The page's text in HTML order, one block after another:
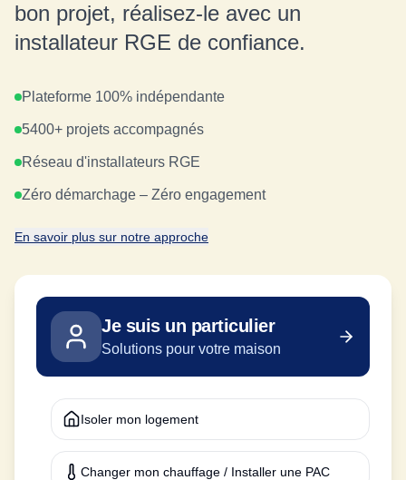
bon projet, réalisez-le avec un
installateur RGE de confiance.
Plateforme 100% indépendante
5400+ projets accompagnés
Réseau d'installateurs RGE
Zéro démarchage – Zéro engagement
En savoir plus sur notre approche
Je suis un particulier
Solutions pour votre maison
Isoler mon logement
Changer mon chauffage / Installer une PAC